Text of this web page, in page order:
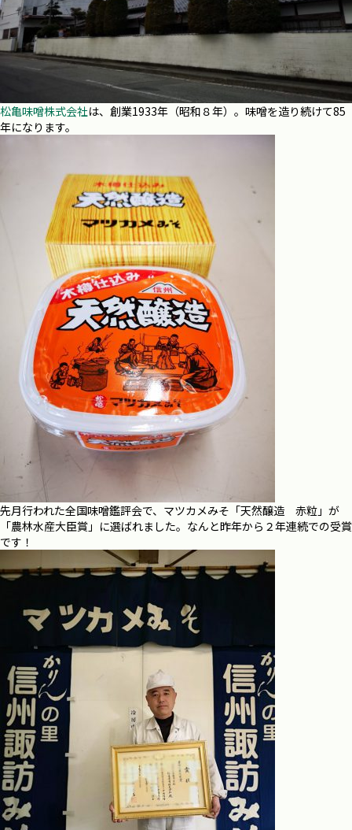
松亀味噌株式会社は、創業1933年（昭和８年）。味噌を造り続けて85
年になります。
先月行われた全国味噌鑑評会で、マツカメみそ「天然醸造 赤粒」が
「農林水産大臣賞」に選ばれました。なんと昨年から２年連続での受賞
です！